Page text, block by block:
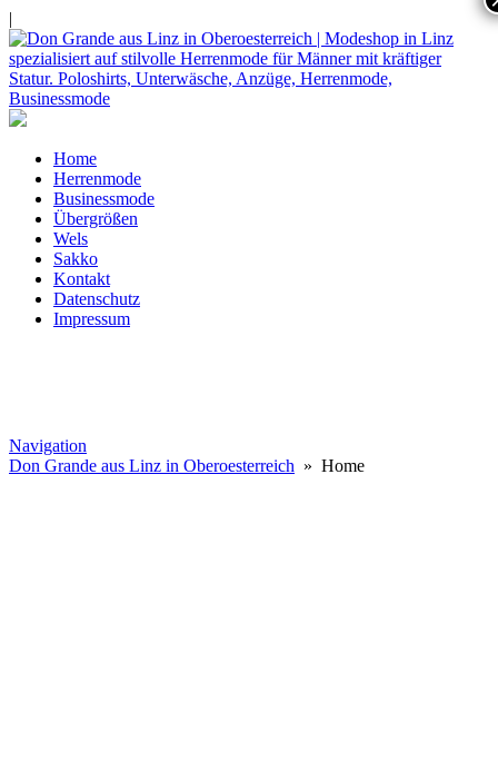
|
Home
Herrenmode
Businessmode
Übergrößen
Wels
Sakko
Kontakt
Datenschutz
Impressum
Navigation
Don Grande aus Linz in Oberoesterreich » Home